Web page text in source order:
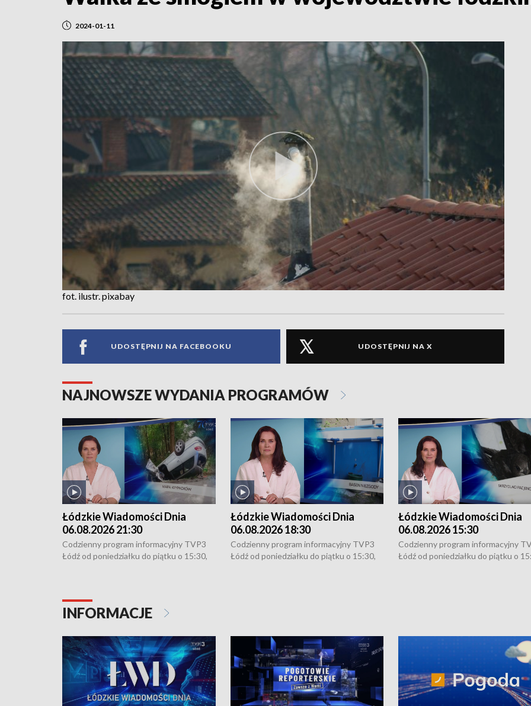
2024-01-11
fot. ilustr. pixabay
UDOSTĘPNIJ NA FACEBOOKU UDOSTĘPNIJ NA X
NAJNOWSZE WYDANIA PROGRAMÓW
Łódzkie Wiadomości Dnia
06.08.2026 21:30
Codzienny program informacyjny TVP3
Łódź od poniedziałku do piątku o 15:30,
Łódzkie Wiadomości Dnia
06.08.2026 18:30
Codzienny program informacyjny TVP3
Łódź od poniedziałku do piątku o 15:30,
Łódzkie Wiadomości Dnia
06.08.2026 15:30
Codzienny program informacyjny
Łódź od poniedziałku do piątku o
INFORMACJE